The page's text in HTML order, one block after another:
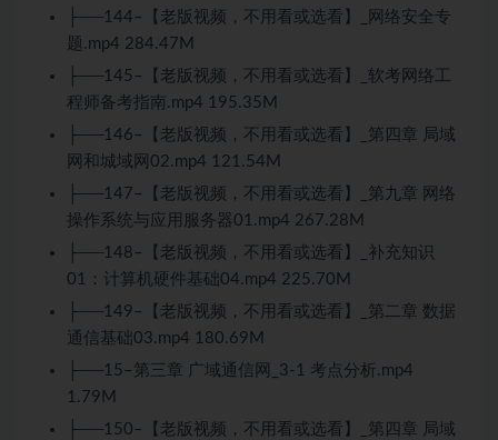
├──144–【老版视频，不用看或选看】_网络安全专
题.mp4 284.47M
├──145–【老版视频，不用看或选看】_软考网络工
程师备考指南.mp4 195.35M
├──146–【老版视频，不用看或选看】_第四章 局域
网和城域网02.mp4 121.54M
├──147–【老版视频，不用看或选看】_第九章 网络
操作系统与应用服务器01.mp4 267.28M
├──148–【老版视频，不用看或选看】_补充知识
01：计算机硬件基础04.mp4 225.70M
├──149–【老版视频，不用看或选看】_第二章 数据
通信基础03.mp4 180.69M
├──15–第三章 广域通信网_3-1 考点分析.mp4
1.79M
├──150–【老版视频，不用看或选看】_第四章 局域